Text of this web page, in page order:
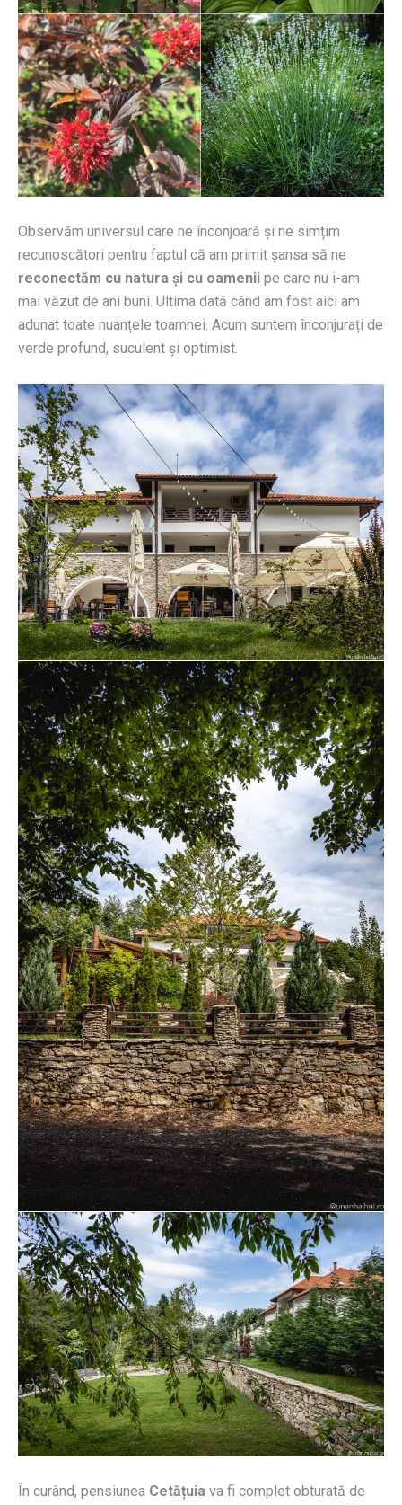
Observăm universul care ne înconjoară și ne simțim
recunoscători pentru faptul că am primit șansa să ne
reconectăm cu natura și cu oamenii pe care nu i-am
mai văzut de ani buni. Ultima dată când am fost aici am
adunat toate nuanțele toamnei. Acum suntem înconjurați de
verde profund, suculent și optimist.
În curând, pensiunea Cetățuia va fi complet obturată de